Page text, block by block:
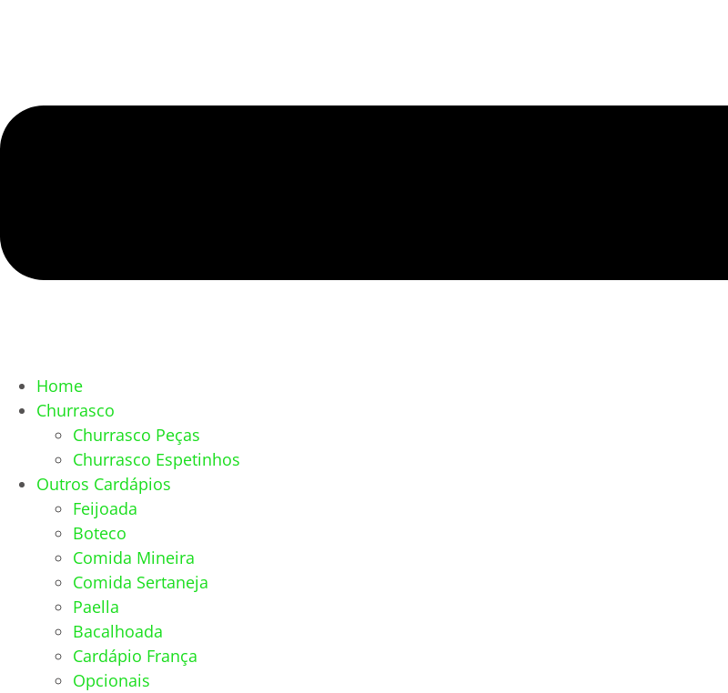
Home
Churrasco
Churrasco Peças
Churrasco Espetinhos
Outros Cardápios
Feijoada
Boteco
Comida Mineira
Comida Sertaneja
Paella
Bacalhoada
Cardápio França
Opcionais